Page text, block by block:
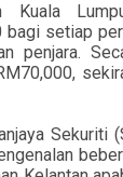
Kuala
bagi setiap
penjara.
Sekuriti